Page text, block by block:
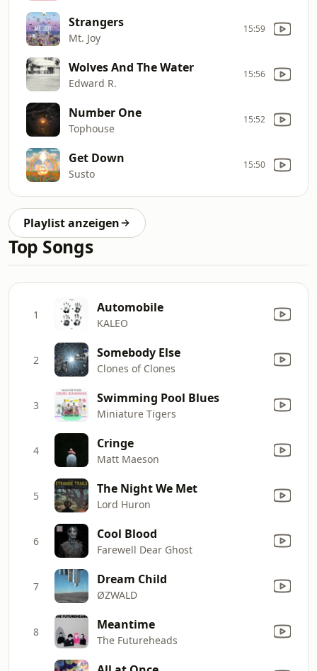
Strangers
Mt. Joy
15:59
Wolves And The Water
Edward R.
15:56
Number One
Tophouse
15:52
Get Down
Susto
15:50
Playlist anzeigen
Top Songs
1 Automobile
KALEO
2 Somebody Else
Clones of Clones
3 Swimming Pool Blues
Miniature Tigers
4 Cringe
Matt Maeson
5 The Night We Met
Lord Huron
6 Cool Blood
Farewell Dear Ghost
7 Dream Child
ØZWALD
8 Meantime
The Futureheads